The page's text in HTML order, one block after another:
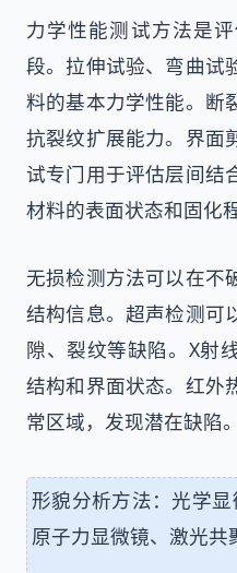
力学性能测试方法是
段。拉伸试验、弯曲试
料的基本力学性能。断
抗裂纹扩展能力。界面
试专门用于评估层间结
材料的表面状态和固化程
无损检测方法可以在不
结构信息。超声检测可
隙、裂纹等缺陷。X射
结构和界面状态。红外
常区域，发现潜在缺陷。
形貌分析方法：光学显
原子力显微镜、激光共